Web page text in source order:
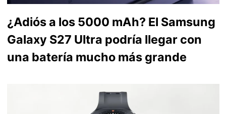
¿Adiós a los 5000 mAh? El Samsung
Galaxy S27 Ultra podría llegar con
una batería mucho más grande